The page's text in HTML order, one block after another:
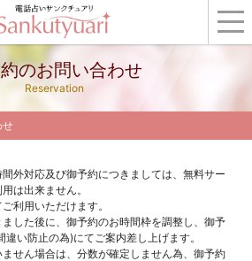
のお問い合わせ
Reservation
せ
外対応及び御予約につきましては、無料サー
は出来ません。
利用いただけます。
した後に、御予約のお時間枠を調整し、御予
い防止の為)にてご案内差し上げます。
せん場合は、分数が確定しません為、御予約